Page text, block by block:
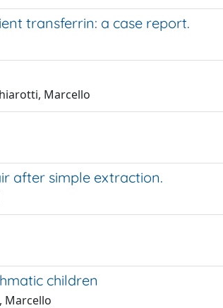
transferrin: a case report.
Marcello
after simple extraction.
children
Marcello